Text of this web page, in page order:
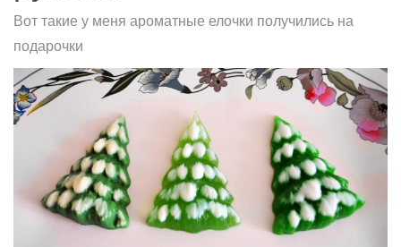
Вот такие у меня ароматные елочки получились на
подарочки